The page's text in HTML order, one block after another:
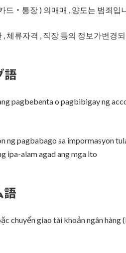
드・통장 ) 의매매 , 양도는 범죄입
체류자격 , 직장 등의 정보가변경
語
pagbebenta o pagbibigay ng
ng pagbabago sa impormasyon
ipa-alam agad ang mga ito
語
chuyển giao tài khoản ngân